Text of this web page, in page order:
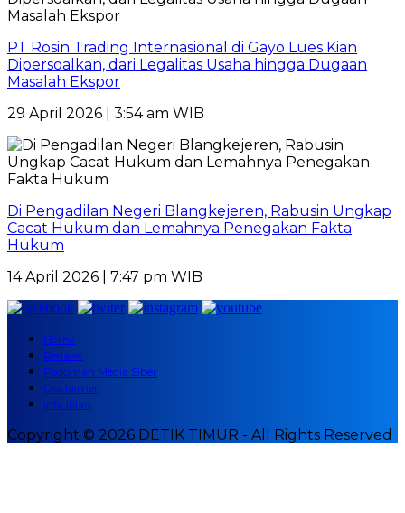
PT Rosin Trading Internasional di Gayo Lues Kian
Dipersoalkan, dari Legalitas Usaha hingga Dugaan
Masalah Ekspor
29 April 2026 | 3:54 am WIB
Di Pengadilan Negeri Blangkejeren, Rabusin Ungkap
Cacat Hukum dan Lemahnya Penegakan Fakta
Hukum
14 April 2026 | 7:47 pm WIB
Home
Redaksi
Pedoman Media Siber
Disclaimer
Info Iklan
Copyright © 2026 DETIK TIMUR - All Rights Reserved